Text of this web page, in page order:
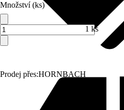
Prodej přes:HORNBACH
Množství (ks)
1 ks